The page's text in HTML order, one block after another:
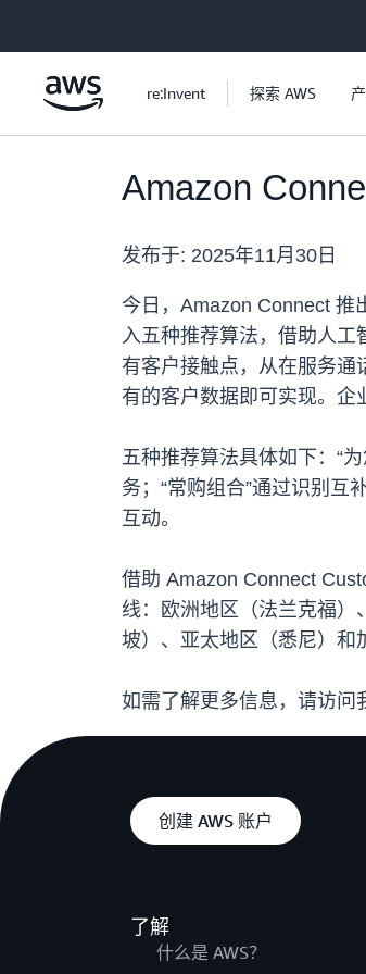
re:Invent 探索 AWS
Amazon
发布于: 2025年11月30日
今日，Amazon Connect 推
入五种推荐算法，借助人
有客户接触点，从在服务
有的客户数据即可实现。企
五种推荐算法具体如下：“
务；“常购组合”通过识别互
互动。
借助 Amazon Connect
线：欧洲地区（法兰克福）
坡）、亚太地区（悉尼）和
如需了解更多信息，请访问
创建 AWS 账户
了解
什么是 AWS？